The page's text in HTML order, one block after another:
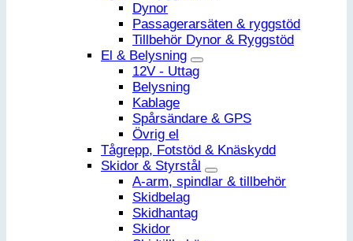
Dynor
Passagerarsäten & ryggstöd
Tillbehör Dynor & Ryggstöd
El & Belysning
12V - Uttag
Belysning
Kablage
Spårsändare & GPS
Övrig el
Tågrepp, Fotstöd & Knäskydd
Skidor & Styrstål
A-arm, spindlar & tillbehör
Skidbelag
Skidhantag
Skidor